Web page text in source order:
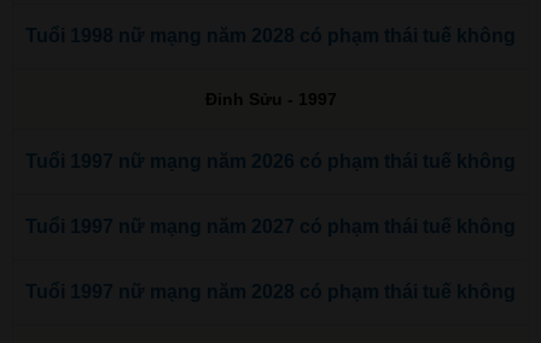
Tuổi 1998 nữ mạng năm 2028 có phạm thái tuế không
Đinh Sửu - 1997
Tuổi 1997 nữ mạng năm 2026 có phạm thái tuế không
Tuổi 1997 nữ mạng năm 2027 có phạm thái tuế không
Tuổi 1997 nữ mạng năm 2028 có phạm thái tuế không